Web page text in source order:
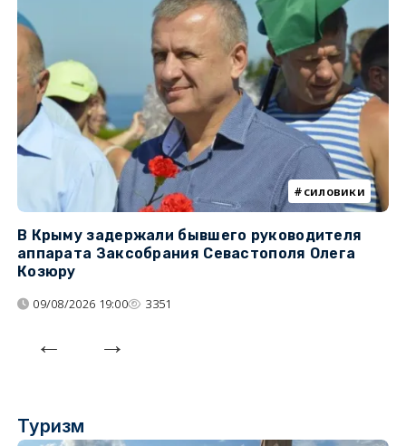
силовики
В Крыму задержали бывшего руководителя
аппарата Заксобрания Севастополя Олега
Козюру
09/08/2026 19:00 3351
Туризм